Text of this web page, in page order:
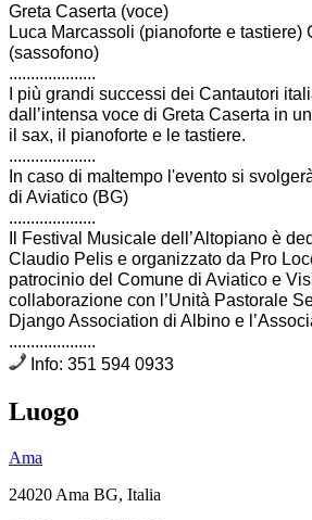
Greta Caserta (voce)
Luca Marcassoli (pianoforte e tastiere)
(sassofono)
....................
I più grandi successi dei Cantautori
dall’intensa voce di Greta Caserta in
il sax, il pianoforte e le tastiere.
....................
In caso di maltempo l'evento si
di Aviatico (BG)
....................
Il Festival Musicale dell’Altopiano è
Claudio Pelis e organizzato da Pro
patrocinio del Comune di Aviatico e
collaborazione con l’Unità Pastorale
Django Association di Albino e
....................
Info: 351 594 0933
Luogo
Ama
24020 Ama BG, Italia